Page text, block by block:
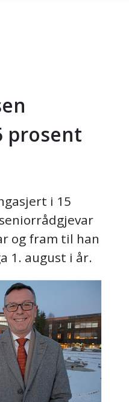
prosent
i 15
og fram til han
1. august i år.